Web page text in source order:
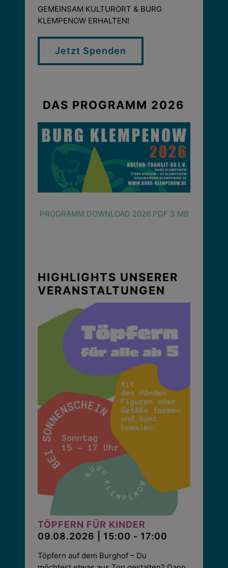
GEMEINSAM KULTURORT & BURG
KLEMPENOW ERHALTEN!
Jetzt Spenden
DAS PROGRAMM 2026
PROGRAMM DOWNLOAD 2026 PDF 3 MB
HIGHLIGHTS UNSERER
VERANSTALTUNGEN
TÖPFERN FÜR KINDER
09.08.2026 | 15:00 - 17:00
Töpfern auf dem Burghof – Du